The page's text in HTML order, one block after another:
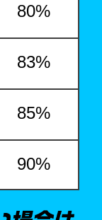
80%
83%
85%
90%